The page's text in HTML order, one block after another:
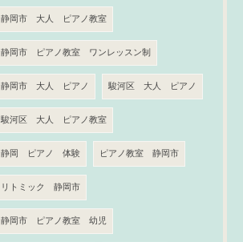
静岡市 大人 ピアノ教室
静岡市 ピアノ教室 ワンレッスン制
静岡市 大人 ピアノ 駿河区 大人 ピアノ
駿河区 大人 ピアノ教室
静岡 ピアノ 体験 ピアノ教室 静岡市
リトミック 静岡市
静岡市 ピアノ教室 幼児